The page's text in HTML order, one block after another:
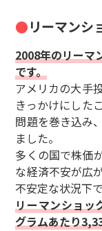
リーマンシ
2008年のリーマ
です。
アメリカの大手
きっかけにした
問題を巻き込み
ました。
多くの国で株価
な経済不安が広
不安定な状況下
リーマンショッ
グラムあたり